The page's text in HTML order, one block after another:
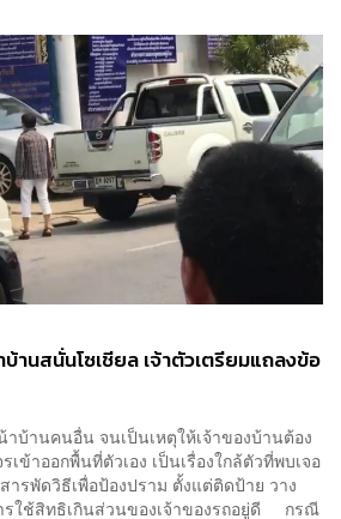
านสนั่นโซเชียล เจ้าตัวเตรียมแถลงข้อ
บ้านคนอื่น จนเป็นเหตุให้เจ้าของบ้านต้อง
ข้าออกพื้นที่ตัวเอง เป็นเรื่องใกล้ตัวที่พบเจอ
รพัดวิธีเพื่อป้องปราม ตั้งแต่ติดป้าย วาง
รใช้สิทธิเกินส่วนของเจ้าของรถอยู่ดี กรณี